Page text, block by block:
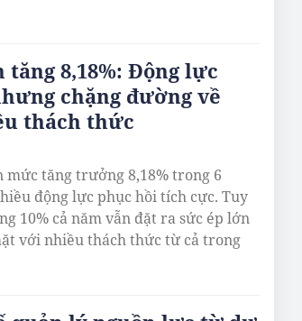
tăng 8,18%: Động lực
chặng đường về
thách thức
tăng trưởng 8,18% trong 6
động lực phục hồi tích cực. Tuy
10% cả năm vẫn đặt ra sức ép lớn
với nhiều thách thức từ cả trong